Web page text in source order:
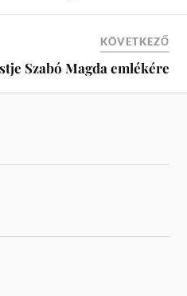
KÖVETKEZŐ
Szabó Magda emlékére